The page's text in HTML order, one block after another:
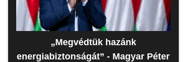
„Megvédtük hazánk
energiabiztonságát” - Magyar Péter